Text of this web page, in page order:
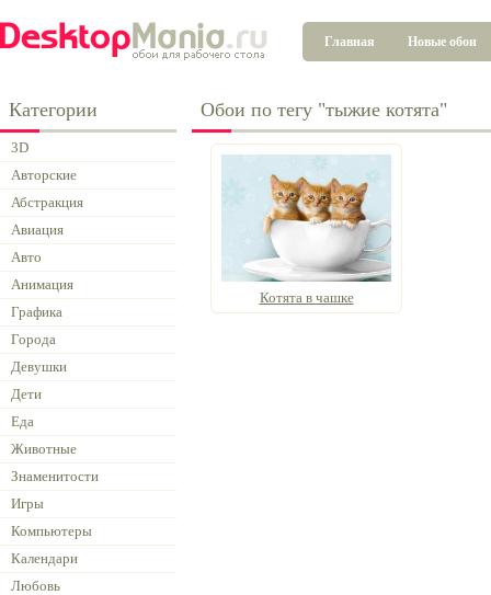
Главная Новые обои
Категории
3D
Авторские
Абстракция
Авиация
Авто
Анимация
Графика
Города
Девушки
Дети
Еда
Животные
Знаменитости
Игры
Компьютеры
Календари
Любовь
Обои по тегу "тыжие котята"
Котята в чашке